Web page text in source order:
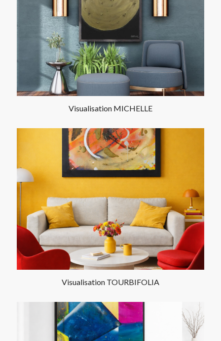
Visualisation MICHELLE
Visualisation TOURBIFOLIA